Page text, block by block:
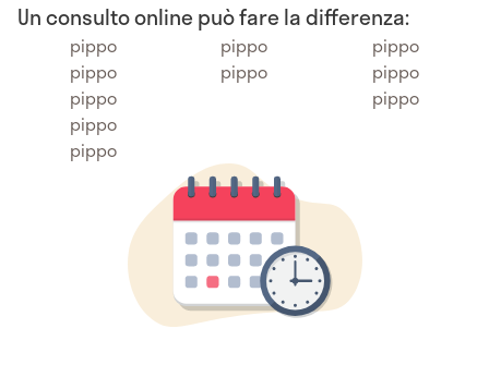
Un consulto online può fare la differenza:
pippo
pippo
pippo
pippo
pippo
pippo
pippo
pippo
pippo
pippo